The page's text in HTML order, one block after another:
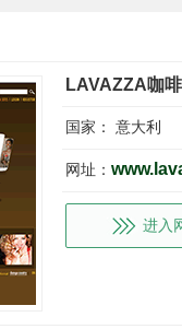
LAVAZZA咖啡
国家： 意大利
网址：
进入